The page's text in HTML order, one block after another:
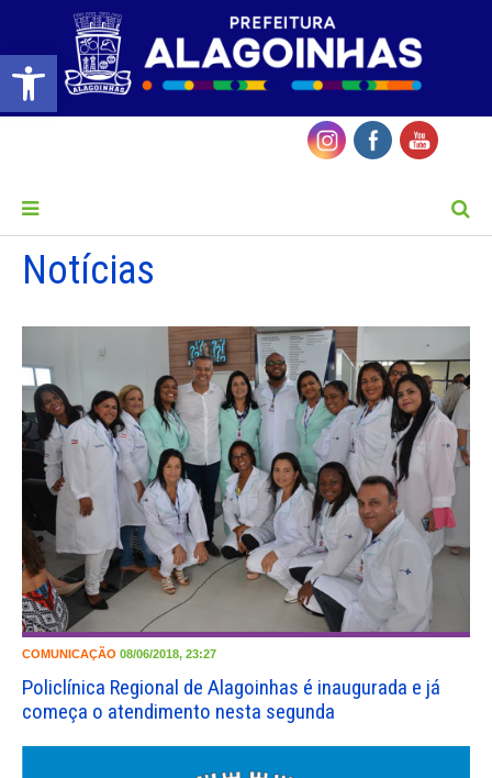
Barra de Ferramentas Aberta
Notícias
COMUNICAÇÃO 08/06/2018, 23:27
Policlínica Regional de Alagoinhas é inaugurada e já
começa o atendimento nesta segunda